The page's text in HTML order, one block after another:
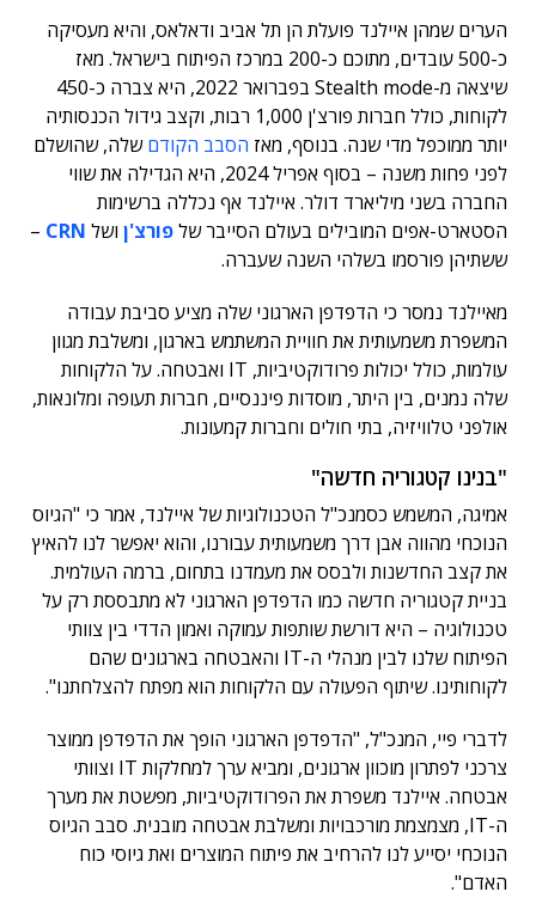
הערים שמהן איילנד פועלת הן תל אביב ודאלאס, והיא מעסיקה
כ-500 עובדים, מתוכם כ-200 במרכז הפיתוח בישראל. מאז
שיצאה מ-Stealth mode בפברואר 2022, היא צברה כ-450
לקוחות, כולל חברות פורצ'ן 1,000 רבות, וקצב גידול הכנסותיה
יותר ממוכפל מדי שנה. בנוסף, מאז הסבב הקודםשלה, שהושלם
לפני פחות משנה – בסוף אפריל 2024, היא הגדילה את שווי
החברה בשני מיליארד דולר. איילנד אף נכללה ברשימות
הסטארט-אפים המובילים בעולם הסייבר שלפורצ'ן ושל CRN
–
ששתיהן פורסמו בשלהי השנה שעברה.
מאיילנד נמסר כי הדפדפן הארגוני שלה מציע סביבת עבודה
המשפרת משמעותית את חוויית המשתמש בארגון, ומשלבת מגוון
עולמות, כולל יכולות פרודוקטיביות, IT ואבטחה. על הלקוחות
שלה נמנים, בין היתר, מוסדות פיננסיים, חברות תעופה ומלונאות,
אולפני טלוויזיה, בתי חולים וחברות קמעונות.
"בנינו קטגוריה חדשה"
אמיגה, המשמש כסמנכ"ל הטכנולוגיות של איילנד, אמר כי "הגיוס
הנוכחי מהווה אבן דרך משמעותית עבורנו, והוא יאפשר לנו להאיץ
את קצב החדשנות ולבסס את מעמדנו בתחום, ברמה העולמית.
בניית קטגוריה חדשה כמו הדפדפן הארגוני לא מתבססת רק על
טכנולוגיה – היא דורשת שותפות עמוקה ואמון הדדי בין צוותי
הפיתוח שלנו לבין מנהלי ה-IT והאבטחה בארגונים שהם
לקוחותינו. שיתוף הפעולה עם הלקוחות הוא מפתח להצלחתנו".
לדברי פיי, המנכ"ל, "הדפדפן הארגוני הופך את הדפדפן ממוצר
צרכני לפתרון מוכוון ארגונים, ומביא ערך למחלקות IT וצוותי
אבטחה. איילנד משפרת את הפרודוקטיביות, מפשטת את מערך
ה-IT, מצמצמת מורכבויות ומשלבת אבטחה מובנית. סבב הגיוס
הנוכחי יסייע לנו להרחיב את פיתוח המוצרים ואת גיוסי כוח
האדם".